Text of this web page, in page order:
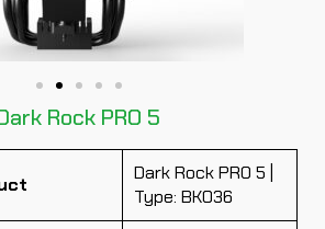
Rock PRO 5
Dark Rock PRO 5 |
Type: BK036